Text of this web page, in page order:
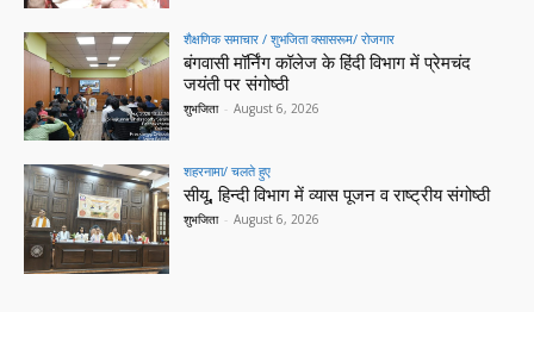
शैक्षणिक समाचार / शुभजिता क्सासरूम/ रोजगार
बंगवासी मॉर्निंग कॉलेज के हिंदी विभाग में प्रेमचंद
जयंती पर संगोष्ठी
शुभजिता - August 6, 2026
शहरनामा/ चलते हुए
सीयू, हिन्दी विभाग में व्यास पूजन व राष्ट्रीय संगोष्ठी
शुभजिता - August 6, 2026